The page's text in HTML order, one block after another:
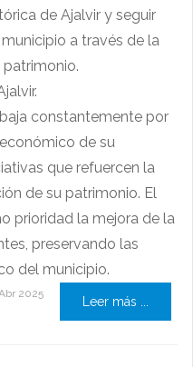
de Ajalvir y seguir
a través de la
constantemente por
de su
que refuercen la
de su patrimonio. El
prioridad la mejora de la
preservando las
del municipio.
2025
Leer más ...